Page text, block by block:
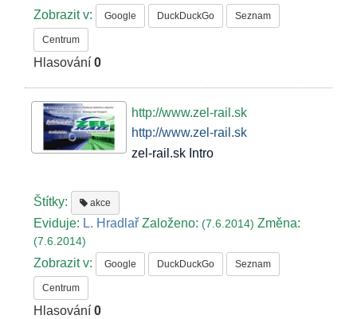
Zobrazit v: Google DuckDuckGo Seznam
Centrum
Hlasování0
http://www.zel-rail.sk
http://www.zel-rail.sk
zel-rail.sk Intro
Štítky: akce
Eviduje: L. Hradlař Založeno:(7.6.2014)Změna:
(7.6.2014)
Zobrazit v: Google DuckDuckGo Seznam
Centrum
Hlasování0